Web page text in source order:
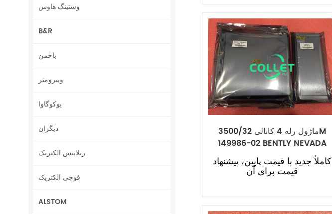
ماژول رله 4 کانالی 3500/32M
149986-02 BENTLY NEVADA
کاملاً جدید با قیمت پایین، پیشنهاد
قیمت برای آن
وستینگ هاوس
B&R
باخمن
ویبرومتر
یوکوگاوا
دیگران
ریلاینس الکتریک
فوجی الکتریک
ALSTOM